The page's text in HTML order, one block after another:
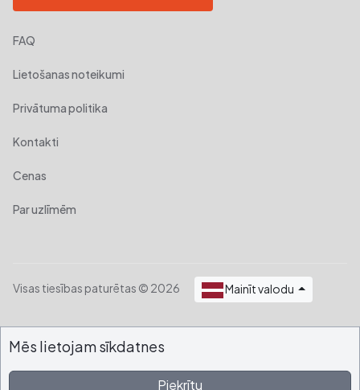
FAQ
Lietošanas noteikumi
Privātuma politika
Kontakti
Cenas
Par uzlīmēm
Visas tiesības paturētas © 2026 Mainīt valodu
Mēs lietojam sīkdatnes
Piekrītu